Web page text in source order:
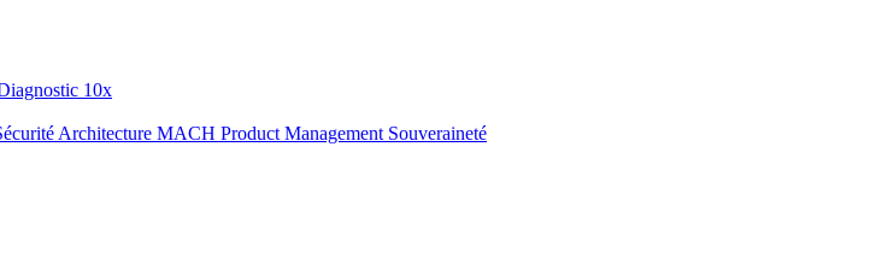
10x
Architecture MACH Product Management Souveraineté